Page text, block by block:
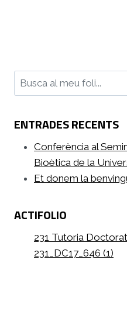
Cerca
ENTRADES RECENTS
Conferència al
Bioètica de la
Et donem la
ACTIFOLIO
231 Tutoria
231_DC17_646 (1)